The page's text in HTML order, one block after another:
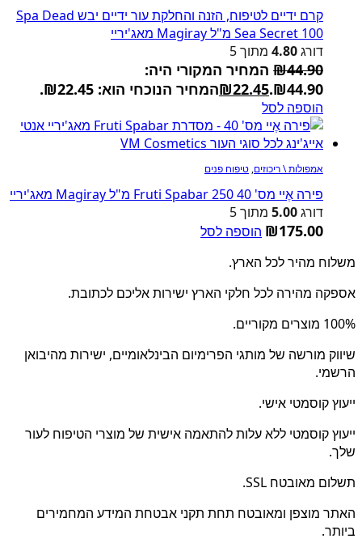
קרם ידיים לטיפוח, הזנה והחלקת עור ידיים יבש Spa Dead
Sea Secret 100 מ"ל Magiray מאג'יריי
דורג4.80 מתוך 5
₪44.90
המחיר המקורי היה:
₪44.90.
₪22.45 המחיר הנוכחי הוא: ₪22.45.
הוספה לסל
אמפולות \ ריכוזים, טיפוח פנים
פירה אֶיי מס' 40 Fruti Spabar 250 מ"ל Magiray מאג'יריי
דורג5.00 מתוך 5
₪175.00
הוספה לסל
משלוח מהיר לכל הארץ.
אספקה מהירה לכל חלקי הארץ ישירות אליכם לכתובת.
100% מוצרים מקוריים.
שיווק מורשה של מותגי הפרימיום הבינלאומיים, ישירות מהיבואן
הרשמי.
ייעוץ קוסמטי אישי.
ייעוץ קוסמטי ללא עלות להתאמה אישית של מוצרי הטיפוח לעור
שלך.
תשלום מאובטח SSL.
האתר מוצפן ומאובטח תחת תקני אבטחת המידע המחמירים
ביותר.